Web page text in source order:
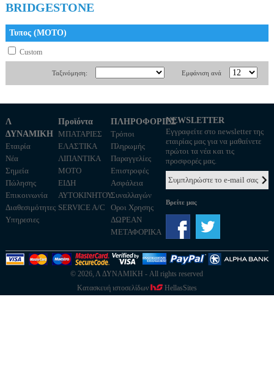
BRIDGESTONE
Τυπος (ΜΟΤΟ)
Custom
Εμφάνιση ανά
Ταξινόμηση:
Λ
ΔΥΝΑΜΙΚΗ
Εταιρία
Νέα
Σημεία
Πώλησης
Επικοινωνία
Διαθεσιμότητες
Υπηρεσιες
Προϊόντα
ΜΠΑΤΑΡΙΕΣ
ΕΛΑΣΤΙΚΑ
ΛΙΠΑΝΤΙΚΑ
MOTO
ΕΙΔΗ
ΑΥΤΟΚΙΝΗΤΟΥ
SERVICE A/C
ΠΛΗΡΟΦΟΡΙΕΣ
Τρόποι
Πληρωμής
Παραγγελίες
Επιστροφές
Ασφάλεια
Συναλλαγών
Οροι Χρησης
ΔΩΡΕΑΝ
ΜΕΤΑΦΟΡΙΚΑ
NEWSLETTER
Εγγραφείτε στο newsletter της
εταιρίας μας για να μαθαίνετε
πρώτοι τα νέα και τις
προσφορές μας.
Βρείτε μας
© 2026, Λ ΔΥΝΑΜΙΚΗ - All rights reserved
Κατασκευή ιστοσελίδων
HellasSites